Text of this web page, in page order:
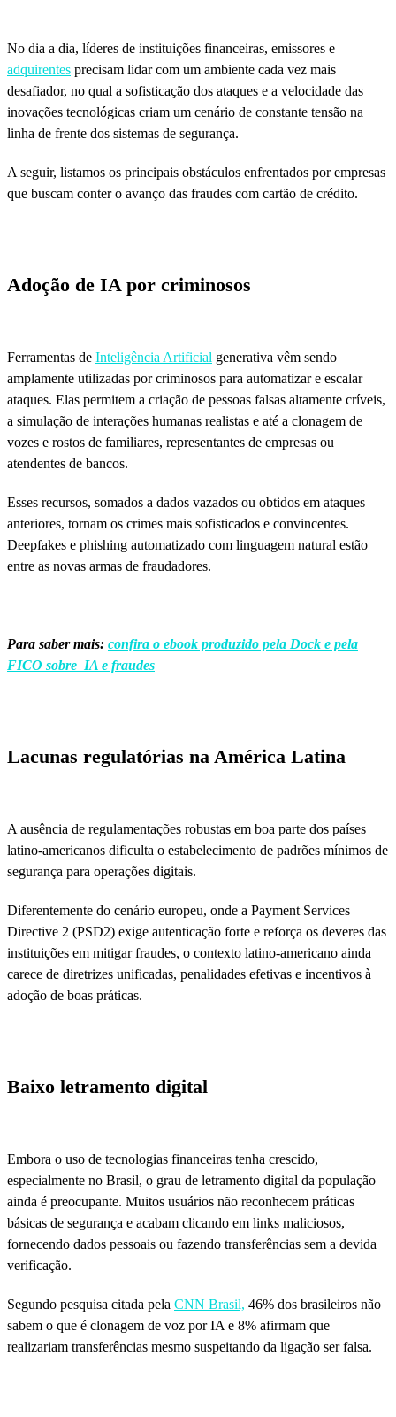
No dia a dia, líderes de instituições financeiras, emissores e
adquirentes precisam lidar com um ambiente cada vez mais
desafiador, no qual a sofisticação dos ataques e a velocidade das
inovações tecnológicas criam um cenário de constante tensão na
linha de frente dos sistemas de segurança.
A seguir, listamos os principais obstáculos enfrentados por empresas
que buscam conter o avanço das fraudes com cartão de crédito.
Adoção de IA por criminosos
Ferramentas de Inteligência Artificial generativa vêm sendo
amplamente utilizadas por criminosos para automatizar e escalar
ataques. Elas permitem a criação de pessoas falsas altamente críveis,
a simulação de interações humanas realistas e até a clonagem de
vozes e rostos de familiares, representantes de empresas ou
atendentes de bancos.
Esses recursos, somados a dados vazados ou obtidos em ataques
anteriores, tornam os crimes mais sofisticados e convincentes.
Deepfakes e phishing automatizado com linguagem natural estão
entre as novas armas de fraudadores.
Para saber mais: confira o ebook produzido pela Dock e pela
FICO sobre IA e fraudes
Lacunas regulatórias na América Latina
A ausência de regulamentações robustas em boa parte dos países
latino-americanos dificulta o estabelecimento de padrões mínimos de
segurança para operações digitais.
Diferentemente do cenário europeu, onde a Payment Services
Directive 2 (PSD2) exige autenticação forte e reforça os deveres das
instituições em mitigar fraudes, o contexto latino-americano ainda
carece de diretrizes unificadas, penalidades efetivas e incentivos à
adoção de boas práticas.
Baixo letramento digital
Embora o uso de tecnologias financeiras tenha crescido,
especialmente no Brasil, o grau de letramento digital da população
ainda é preocupante. Muitos usuários não reconhecem práticas
básicas de segurança e acabam clicando em links maliciosos,
fornecendo dados pessoais ou fazendo transferências sem a devida
verificação.
Segundo pesquisa citada pela CNN Brasil, 46% dos brasileiros não
sabem o que é clonagem de voz por IA e 8% afirmam que
realizariam transferências mesmo suspeitando da ligação ser falsa.